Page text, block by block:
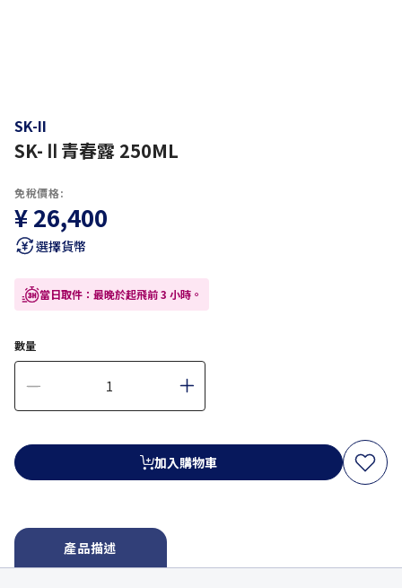
SK-II
SK-Ⅱ青春露 250ML
免稅價格:
¥ 26,400
選擇貨幣
當日取件：最晚於起飛前 3 小時。
數量
加入購物車
產品描述